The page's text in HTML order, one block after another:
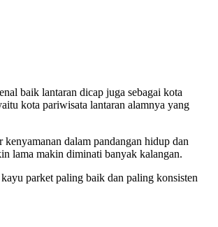
baik lantaran dicap juga sebagai kota
kota pariwisata lantaran alamnya yang
dalam pandangan hidup dan
lama makin diminati banyak kalangan.
parket paling baik dan paling konsisten